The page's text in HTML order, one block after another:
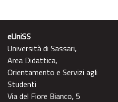
eUniSS
Università di Sassari,
Area Didattica,
Orientamento e Servizi agli
Studenti
Via del Fiore Bianco, 5